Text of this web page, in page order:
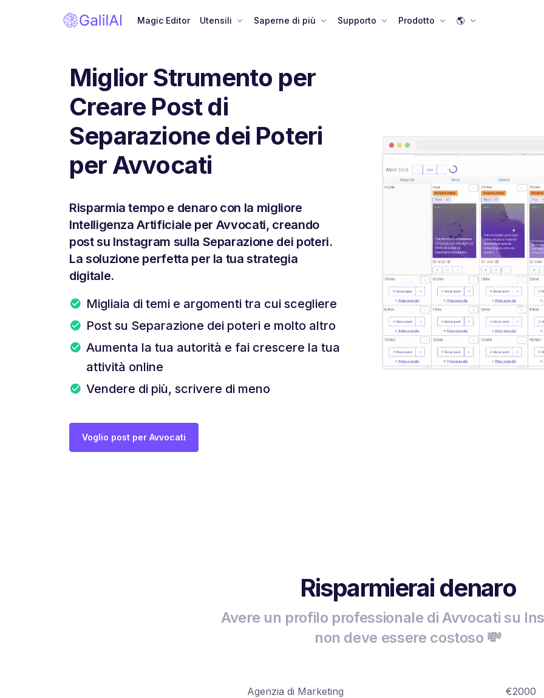
Magic Editor Utensili Saperne di più Supporto Prodotto 🌎
Miglior Strumento per
Creare Post di
Separazione dei Poteri
per Avvocati
Risparmia tempo e denaro con la migliore
Intelligenza Artificiale per Avvocati, creando
post su Instagram sulla Separazione dei poteri.
La soluzione perfetta per la tua strategia
digitale.
Migliaia di temi e argomenti tra cui scegliere
Post su Separazione dei poteri e molto altro
Aumenta la tua autorità e fai crescere la tua
attività online
Vendere di più, scrivere di meno
Voglio post per Avvocati
Risparmierai denaro
Avere un profilo professionale di Avvocati su
non deve essere costoso 💸
Agenzia di Marketing €2000